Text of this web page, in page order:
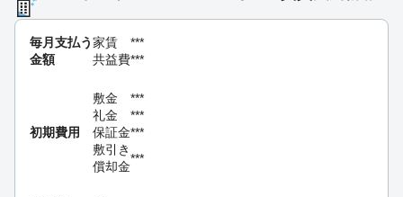
毎月支払う
金額
家賃
***
共益費***
初期費用
敷金
***
礼金
***
保証金***
敷引き
償却金
***